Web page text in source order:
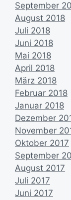
September
August 2018
Juli 2018
Juni 2018
Mai 2018
April 2018
März 2018
Februar 2018
Januar 2018
Dezember
November
Oktober 2017
September
August 2017
Juli 2017
Juni 2017